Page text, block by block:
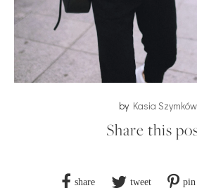
by Kasia Szymków
Share this
share tweet pin